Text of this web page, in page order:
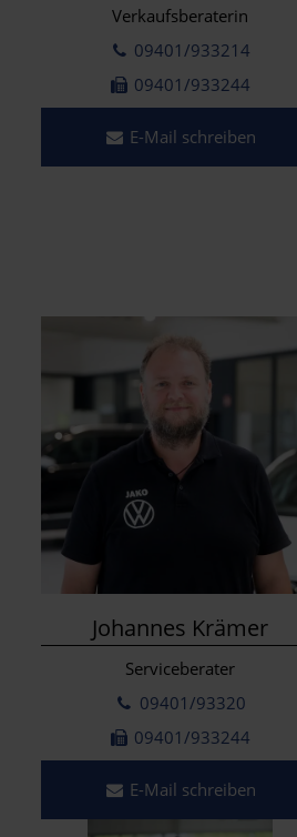
Verkaufsberaterin
09401/933214
09401/933244
E-Mail schreiben
Johannes Krämer
Serviceberater
09401/93320
09401/933244
E-Mail schreiben